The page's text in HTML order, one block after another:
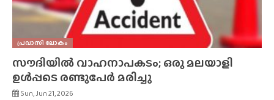
പ്രവാസി ലോകം
സൗദിയിൽ വാഹനാപകടം; ഒരു മലയാളി
ഉൾപ്പടെ രണ്ടുപേർ മരിച്ചു
Sun, Jun 21, 2026